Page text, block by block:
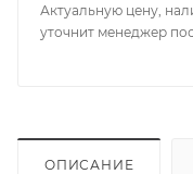
Актуальную цену,
уточнит менеджер
ОПИСАНИЕ